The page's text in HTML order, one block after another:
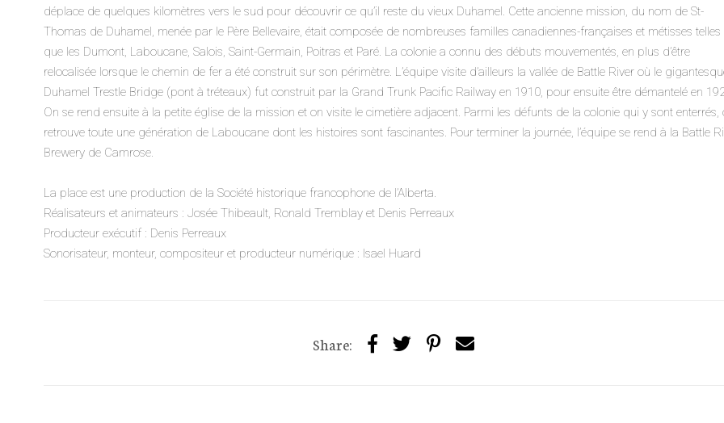
déplace de quelques kilomètres vers le sud pour découvrir ce qu’il reste du vieux Duhamel. Cette ancienne mission, du nom de St-
Thomas de Duhamel, menée par le Père Bellevaire, était composée de nombreuses familles canadiennes-françaises et métisses telles
que les Dumont, Laboucane, Salois, Saint-Germain, Poitras et Paré. La colonie a connu des débuts mouvementés, en plus d’être
relocalisée lorsque le chemin de fer a été construit sur son périmètre. L’équipe visite d’ailleurs la vallée de Battle River où le
Duhamel Trestle Bridge (pont à tréteaux) fut construit par la Grand Trunk Pacific Railway en 1910, pour ensuite être démantelé en
On se rend ensuite à la petite église de la mission et on visite le cimetière adjacent. Parmi les défunts de la colonie qui y sont enterrés,
retrouve toute une génération de Laboucane dont les histoires sont fascinantes. Pour terminer la journée, l’équipe se rend à la Battle
Brewery de Camrose.
La place est une production de la Société historique francophone de l’Alberta.
Réalisateurs et animateurs : Josée Thibeault, Ronald Tremblay et Denis Perreaux
Producteur exécutif : Denis Perreaux
Sonorisateur, monteur, compositeur et producteur numérique : Isael Huard
Share: